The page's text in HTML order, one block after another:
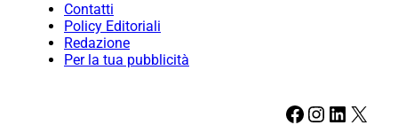
Contatti
Policy Editoriali
Redazione
Per la tua pubblicità
Facebook Instagram LinkedIn X